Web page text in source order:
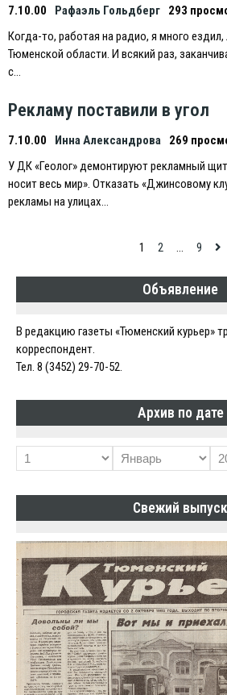
7.10.00 Рафаэль Гольдберг
293
Когда-то, работая на радио, я много ездил,
Тюменской области. И всякий раз,
с…
Рекламу поставили в угол
7.10.00 Инна Александрова
269
У ДК «Геолог» демонтируют рекламный
носит весь мир». Отказать «Джинсовому
рекламы на улицах…
по
записям
1 2 9
Объявление
В редакцию газеты «Тюменский курьер»
корреспондент.
Тел. 8 (3452) 29-70-52.
Архив по дате
Свежий выпуск